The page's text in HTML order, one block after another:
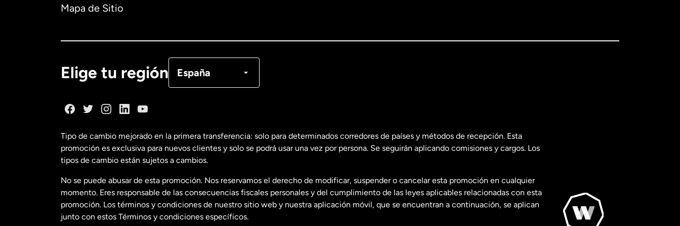
Mapa de Sitio
Elige tu región España
Estados Unidos English
Estados Unidos Español
Francia
Tipo de cambio mejorado en la primera transferencia: solo para determinados corredores de países y métodos de recepción. Esta
promoción es exclusiva para nuevos clientes y solo se podrá usar una vez por persona. Se seguirán aplicando comisiones y cargos. Los
tipos de cambio están sujetos a cambios.
No se puede abusar de esta promoción. Nos reservamos el derecho de modificar, suspender o cancelar esta promoción en cualquier
momento. Eres responsable de las consecuencias fiscales personales y del cumplimiento de las leyes aplicables relacionadas con esta
promoción. Los términos y condiciones de nuestro sitio web y nuestra aplicación móvil, que se encuentran a continuación, se aplican
junto con estos Términos y condiciones específicos.